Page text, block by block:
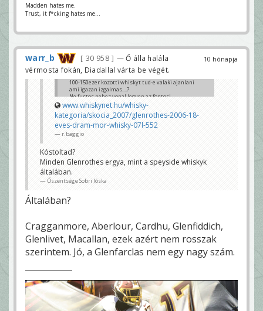
Madden hates me.
Trust, it f*cking hates me...
10 hónapja
warr_b 30 958
— Ő álla halála
vérmosta fokán, Diadallal várta be végét.
100-150ezer kozotti whiskyt tud-e valaki ajanlani
ami igazan izgalmas....?
Ne fustos nehez vonal legyen az fontos!
yooker
www.whiskynet.hu/whisky-
kategoria/skocia_2007/glenrothes-2006-18-
eves-dram-mor-whisky-07l-552
r.baggio
Kóstoltad?
Minden Glenrothes ergya, mint a speyside whiskyk
általában.
Őszentsége Sobri Jóska
Általában?
Cragganmore, Aberlour, Cardhu, Glenfiddich,
Glenlivet, Macallan, ezek azért nem rosszak
szerintem. Jó, a Glenfarclas nem egy nagy szám.